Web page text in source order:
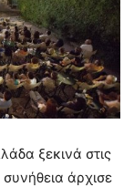
ξεκινά στις
άρχισε